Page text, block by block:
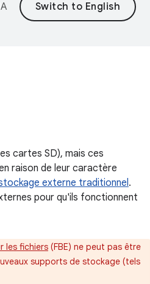
cartes SD), mais ces
raison de leur caractère
externe traditionnel.
pour qu'ils fonctionnent
les fichiers (FBE) ne peut pas être
supports de stockage (tels